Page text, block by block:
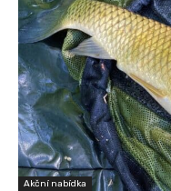
Akční nabídka